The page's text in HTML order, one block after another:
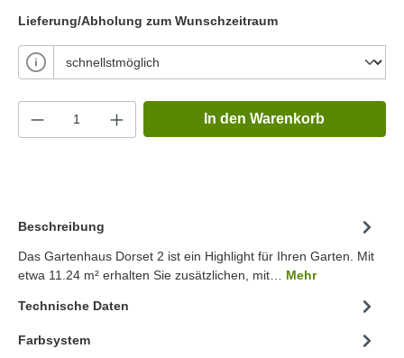
Lieferung/Abholung zum Wunschzeitraum
In den Warenkorb
Beschreibung
Das Gartenhaus Dorset 2 ist ein Highlight für Ihren Garten. Mit
etwa 11.24 m² erhalten Sie zusätzlichen, mit… Mehr
Technische Daten
Farbsystem